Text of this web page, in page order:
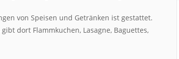
von Speisen und Getränken ist gestattet.
dort Flammkuchen, Lasagne, Baguettes,